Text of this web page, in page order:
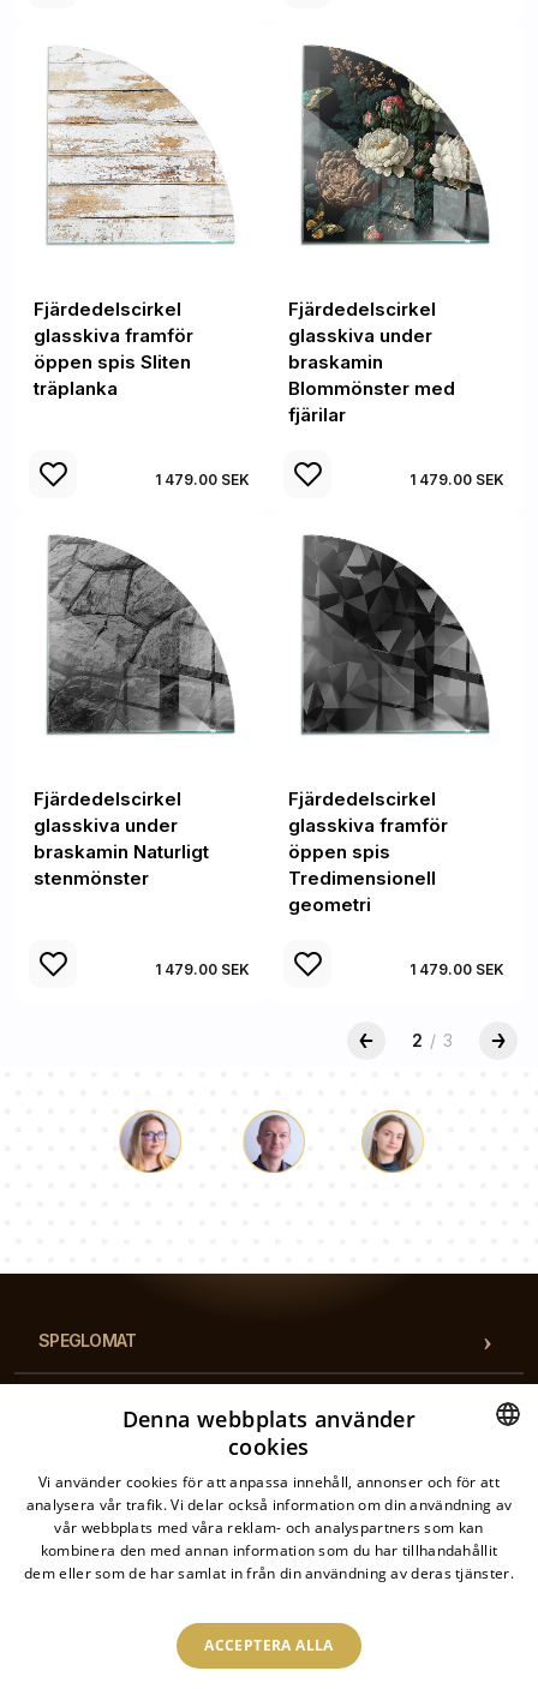
Fjärdedelscirkel
glasskiva framför
öppen spis Sliten
träplanka
1 479.00 SEK
Fjärdedelscirkel
glasskiva under
braskamin
Blommönster med
fjärilar
1 479.00 SEK
Fjärdedelscirkel
glasskiva under
braskamin Naturligt
stenmönster
1 479.00 SEK
Fjärdedelscirkel
glasskiva framför
öppen spis
Tredimensionell
geometri
1 479.00 SEK
2 / 3
SPEGLOMAT
FÖRORDNINGAR
SWEDISH
SWEDISH
Denna webbplats använder
cookies
Vi använder cookies för att anpassa innehåll, annonser och för att
analysera vår trafik. Vi delar också information om din användning av
vår webbplats med våra reklam- och analyspartners som kan
kombinera den med annan information som du har tillhandahållit
dem eller som de har samlat in från din användning av deras tjänster.
ACCEPTERA ALLA